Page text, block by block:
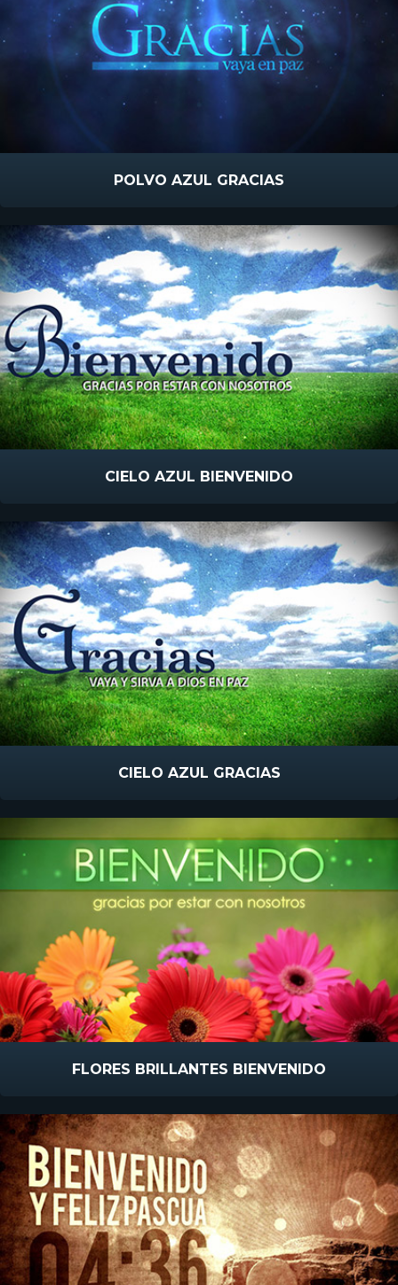
POLVO AZUL GRACIAS
CIELO AZUL BIENVENIDO
CIELO AZUL GRACIAS
FLORES BRILLANTES BIENVENIDO